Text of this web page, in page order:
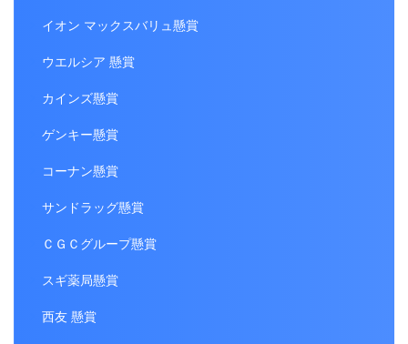
イオン マックスバリュ懸賞
ウエルシア 懸賞
カインズ懸賞
ゲンキー懸賞
コーナン懸賞
サンドラッグ懸賞
ＣＧＣグループ懸賞
スギ薬局懸賞
西友 懸賞